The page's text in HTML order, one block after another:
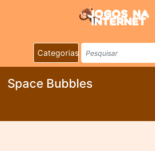
Categorias
Space Bubbles